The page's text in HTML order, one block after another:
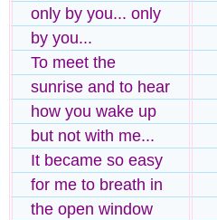
only by you... only
by you...
To meet the
sunrise and to hear
how you wake up
but not with me...
It became so easy
for me to breath in
the open window